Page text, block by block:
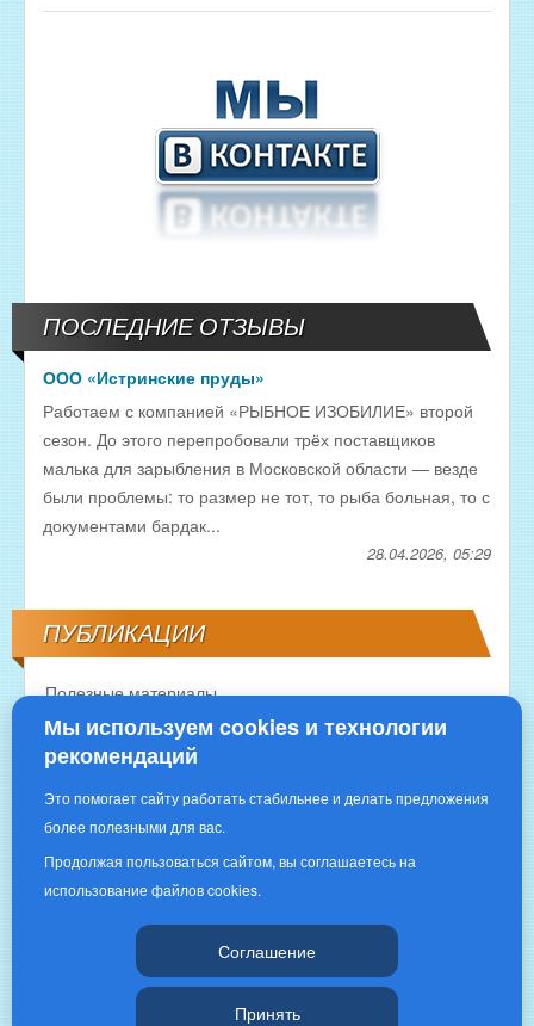
ПОСЛЕДНИЕ ОТЗЫВЫ
ООО «Истринские пруды»
Работаем с компанией «РЫБНОЕ ИЗОБИЛИЕ» второй
сезон. До этого перепробовали трёх поставщиков
малька для зарыбления в Московской области — везде
были проблемы: то размер не тот, то рыба больная, то с
документами бардак...
28.04.2026, 05:29
ПУБЛИКАЦИИ
Полезные материалы
Мы используем cookies и технологии
рекомендаций
Это помогает сайту работать стабильнее и делать предложения
более полезными для вас.
Продолжая пользоваться сайтом, вы соглашаетесь на
использование файлов cookies.
Соглашение
Принять
Copyright © 2016 | «РЫБНОЕ ИЗОБИЛИЕ»|